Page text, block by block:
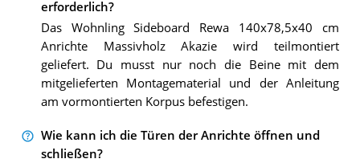
erforderlich?
Das Wohnling Sideboard Rewa 140x78,5x40 cm
Anrichte Massivholz Akazie wird teilmontiert
geliefert. Du musst nur noch die Beine mit dem
mitgelieferten Montagematerial und der Anleitung
am vormontierten Korpus befestigen.
Wie kann ich die Türen der Anrichte öffnen und
schließen?